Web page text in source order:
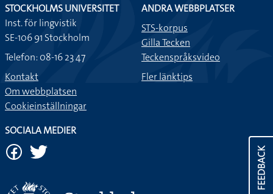
FEEDBACK
STOCKHOLMS UNIVERSITET
Inst. för lingvistik
SE-106 91 Stockholm
Telefon: 08-16 23 47
Kontakt
Om webbplatsen
Cookieinställningar
ANDRA WEBBPLATSER
STS-korpus
Gilla Tecken
Teckenspråksvideo
Fler länktips
SOCIALA MEDIER